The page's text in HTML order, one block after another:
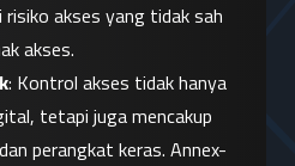
akses yang tidak sah
akses.
: Kontrol akses tidak hanya
tetapi juga mencakup
perangkat keras. Annex-